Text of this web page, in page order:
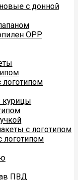
с донной
ОРР
логотипом
курицы
с логотипом
логотипом
ПВД